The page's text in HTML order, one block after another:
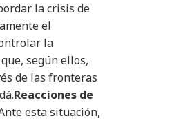
la crisis de
el
la
según ellos,
de las fronteras
Reacciones de
esta situación,